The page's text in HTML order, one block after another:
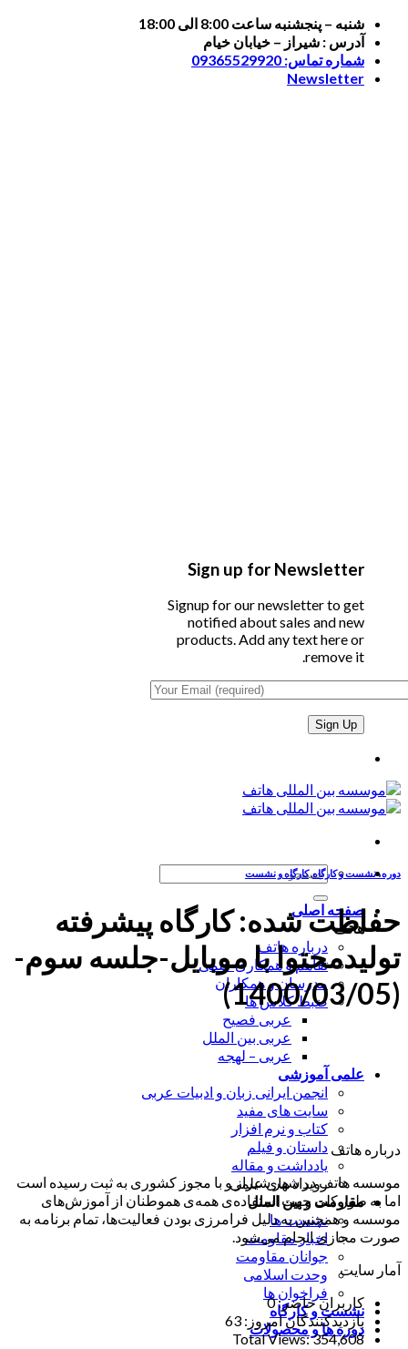
Skip
content
شنبه – پنجشنبه ساعت 8:00 الی 18:00
آدرس : شیراز – خیابان خیام
شماره تماس: 09365529920
Newsletter
Sign up for Newsletter
Signup for our newsletter to get
notified about sales and new
products. Add any text here or
remove it.
جستجو
صفحه اصلی
هاتف
درباره هاتف
تفاهم و همکاری علمی
مدرسان و همکاران
ضبط کلاس ها
عربی فصیح
عربی بین الملل
عربی – لهجه
علمی آموزشی
انجمن ایرانی زبان و ادبیات عربی
سایت های مفید
کتاب و نرم افزار
داستان و فیلم
یادداشت و مقاله
رویداد های علمی
مقاومت و بین الملل
نشست ها
اخبار مقاومت
جوانان مقاومت
وحدت اسلامی
فراخوان ها
نشست و کارگاه
دوره ها و محصولات
دوره، نشست و کارگاه,کارگاه و نشست
حفاظت شده: کارگاه پیشرفته
تولیدمحتوا با موبایل-جلسه سوم-
(1400/03/05)
درباره هاتف
موسسه هاتف در شهر شیراز و با مجوز کشوری به ثبت رسیده است
اما به طور کلی جهت استفاده‌ی همه‌ی هموطنان از آموزش‌های
موسسه و همچنین به دلیل فرامرزی بودن فعالیت‌ها، تمام برنامه به
صورت مجازی انجام می‌شود.
آمار سایت
کاربران حاضر:0
بازدیدکنندگان امروز: 63
Total Views:354,608